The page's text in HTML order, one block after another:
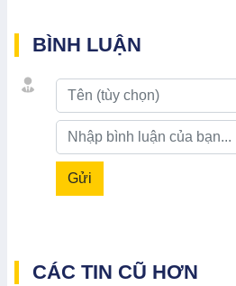
BÌNH LUẬN
Gửi
CÁC TIN CŨ HƠN